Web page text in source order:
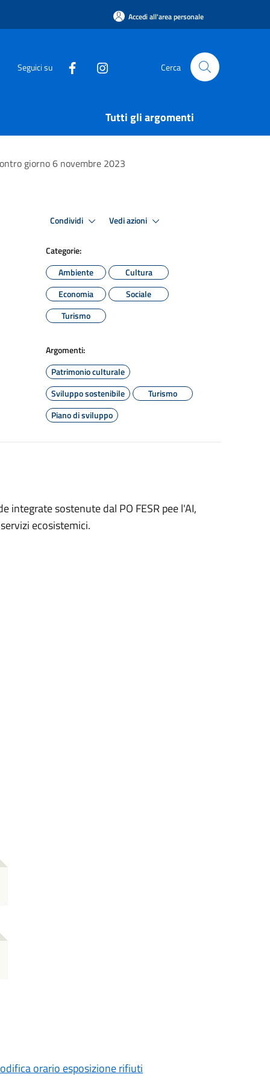
Accedi all'area personale
Seguici su Cerca
Tutti gli argomenti
giorno 6 novembre 2023
Condividi Vedi azioni
Categorie:
Ambiente
Cultura
Economia
Sociale
Turismo
Argomenti:
Patrimonio culturale
Sviluppo sostenibile
Turismo
Piano di sviluppo
integrate sostenute dal PO FESR pee l'AI,
ecosistemici.
orario esposizione rifiuti